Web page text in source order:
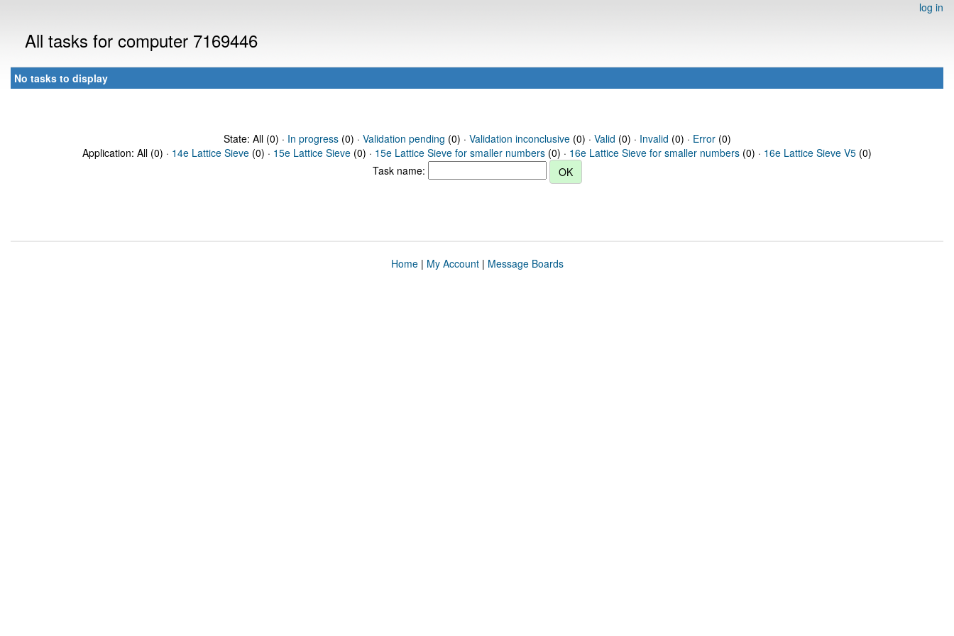
log in
All tasks for computer 7169446
No tasks to display
State: All (0) · In progress(0) · Validation pending (0) · Validation inconclusive(0) · Valid (0) · Invalid (0) · Error(0)
Application: All (0) · 14e Lattice Sieve (0) · 15e Lattice Sieve (0) · 15e Lattice Sieve for smaller numbers (0) · 16e Lattice Sieve for smaller numbers (0) · 16e Lattice Sieve V5 (0)
Task name:
Home| My Account| Message Boards